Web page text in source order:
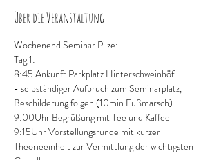
Über die Veranstaltung
Wochenend Seminar Pilze:
Tag 1:
8:45 Ankunft Parkplatz Hinterschweinhöf
- selbständiger Aufbruch zum Seminarplatz,
Beschilderung folgen (10min Fußmarsch)
9:00Uhr Begrüßung mit Tee und Kaffee
9:15Uhr Vorstellungsrunde mit kurzer
Theorieeinheit zur Vermittlung der wichtigsten